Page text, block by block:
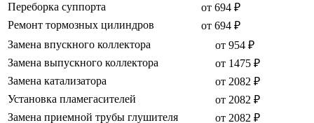
Переборка суппорта
от 694 ₽
Ремонт тормозных цилиндров
от 694 ₽
Замена впускного коллектора
от 954 ₽
Замена выпускного коллектора
от 1475 ₽
Замена катализатора
от 2082 ₽
Установка пламегасителей
от 2082 ₽
Замена приемной трубы глушителя
от 2082 ₽